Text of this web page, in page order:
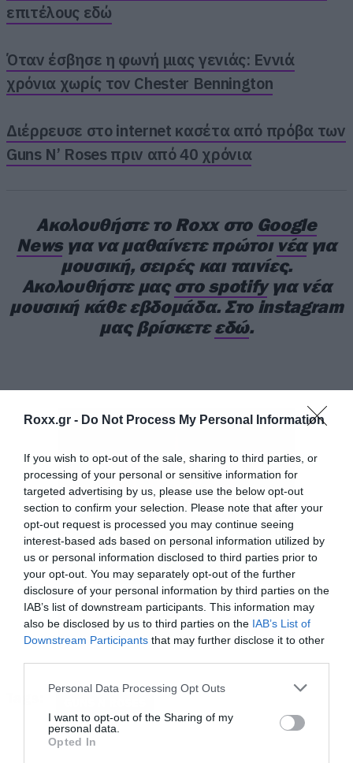
Roxx.gr - Do Not Process My Personal Information
If you wish to opt-out of the sale, sharing to third parties, or
processing of your personal or sensitive information for
targeted advertising by us, please use the below opt-out
section to confirm your selection. Please note that after your
opt-out request is processed you may continue seeing
interest-based ads based on personal information utilized by
us or personal information disclosed to third parties prior to
your opt-out. You may separately opt-out of the further
disclosure of your personal information by third parties on the
IAB’s list of downstream participants. This information may
also be disclosed by us to third parties on the IAB’s List of
Downstream Participants that may further disclose it to other
Please note that this website/app uses one or more Google
not limited to your visit or usage behaviour. You may click to
grant or deny consent to Google and its third-party tags to
use your data for below specified purposes in below Google
Personal Data Processing Opt Outs
I want to opt-out of the Sharing of my
personal data.
Opted In
Το βίντεο του November Rain αποτελεί το
συμπληρώνεται από το Don’t Cry (ξεκίνημα) και
το Estranged (φινάλε), σε σκηνοθεσία τουAndy
από αυτά, αφού αποτελεί και το
δημοφιλέστερο ροκ βίντεο όλων των εποχών
στο youtube με πάνω από δύο δισεκατομμύρια
προβολές μέχρι σήμερα.
Ελαφρώς εμπνευσμένο από το διήγημα
«Without You» του Del James, που με τη σειρά
του είχε εμπνευστεί την ιστορία από τον πρώτο
γάμο του Axl Rose, το βίντεο αποτελεί στην
ουσία έναν γάμο, μία δεξίωση και μία κηδεία.
Μαζί με τον Axl, πρωταγωνιστεί η
Stephanie
Seymour. Οι δύο τους έγιναν ζευγάρι, μετά το
επιτέλους εδώ
Όταν έσβησε η φωνή μιας γενιάς: Εννιά
χρόνια χωρίς τον Chester Bennington
Διέρρευσε στο internet κασέτα από πρόβα των
Guns N’ Roses πριν από 40 χρόνια
Ακολουθήστε το Roxx στο Google
Newsγια να μαθαίνετε πρώτοι νέαγια
μουσική, σειρές και ταινίες.
Ακολουθήστε μαςστο spotifyγια νέα
μουσική κάθε εβδομάδα. Στο instagram
μας βρίσκετεεδώ.